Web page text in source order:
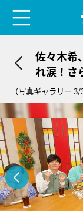
佐々木希
れ涙！さ
然
（写真ギャラリー 3/3